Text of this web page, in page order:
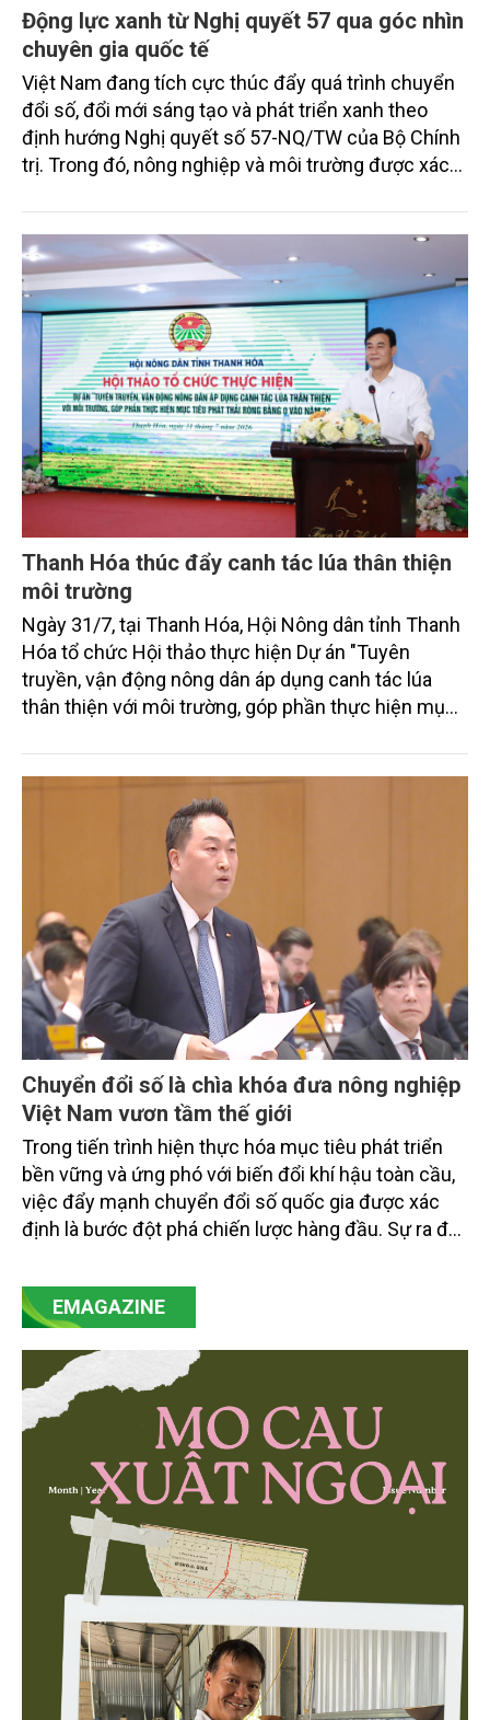
Động lực xanh từ Nghị quyết 57 qua góc nhìn
chuyên gia quốc tế
Việt Nam đang tích cực thúc đẩy quá trình chuyển
đổi số, đổi mới sáng tạo và phát triển xanh theo
định hướng Nghị quyết số 57-NQ/TW của Bộ Chính
trị. Trong đó, nông nghiệp và môi trường được xác
sắc bởi các tiến bộ công nghệ và cam kết bền vững
toàn cầu, đặc biệt là mục tiêu đưa phát thải ròng
bằng 0 (Net-Zero) vào năm 2050.
Thanh Hóa thúc đẩy canh tác lúa thân thiện
môi trường
Ngày 31/7, tại Thanh Hóa, Hội Nông dân tỉnh Thanh
Hóa tổ chức Hội thảo thực hiện Dự án "Tuyên
truyền, vận động nông dân áp dụng canh tác lúa
thân thiện với môi trường, góp phần thực hiện mục
trình thu hút sự tham gia của đông đảo đại biểu đến
từ các cơ quan quản lý nhà nước, đơn vị nghiên cứu,
doanh nghiệp, hợp tác xã và nông dân đang trực
tiếp triển khai mô hình sản xuất lúa phát thải thấp.
Chuyển đổi số là chìa khóa đưa nông nghiệp
Việt Nam vươn tầm thế giới
Trong tiến trình hiện thực hóa mục tiêu phát triển
bền vững và ứng phó với biến đổi khí hậu toàn cầu,
việc đẩy mạnh chuyển đổi số quốc gia được xác
định là bước đột phá chiến lược hàng đầu. Sự ra đời
mạnh mẽ, thúc đẩy quá trình cải cách toàn diện,
minh bạch hóa chuỗi cung ứng và nâng cao hiệu
then chốt là nông nghiệp và môi trường.
EMAGAZINE